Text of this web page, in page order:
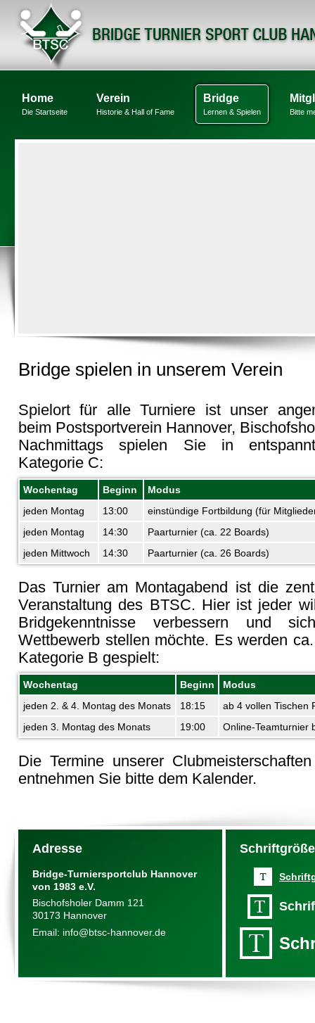
Home
Die Startseite
Verein
Historie & Hall of Fame
Bridge
Lernen & Spielen Bitte
Bridge spielen in unserem Verein
Spielort für alle Turniere ist unser
beim Postsportverein Hannover,
Nachmittags spielen Sie in
Kategorie C:
Wochentag Beginn
Modus
jeden Montag
13:00
einstündige Fortbildung (für
jeden Montag
14:30
Paarturnier (ca. 22 Boards)
jeden Mittwoch
14:30 Paarturnier (ca. 26 Boards)
Das Turnier am Montagabend ist die
Veranstaltung des BTSC. Hier ist jeder
Bridgekenntnisse verbessern und
Wettbewerb stellen möchte. Es werden
Kategorie B gespielt:
Wochentag Beginn
Modus
jeden 2. & 4. Montag des Monats
18:15
ab 4 vollen Tischen
jeden 3. Montag des Monats
19:00 Online-Teamturnier
Die Termine unserer
entnehmen Sie bitte dem Kalender.
Adresse
Bridge-Turniersportclub Hannover
von 1983 e.V.
Bischofsholer Damm 121
30173 Hannover
Email: info@btsc-hannover.de